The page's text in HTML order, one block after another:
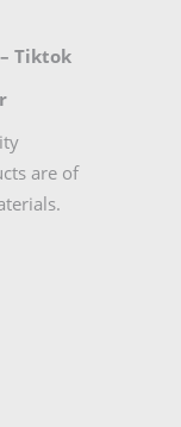
– Tiktok
are of